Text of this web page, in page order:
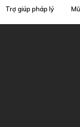
Trợ giúp pháp lý